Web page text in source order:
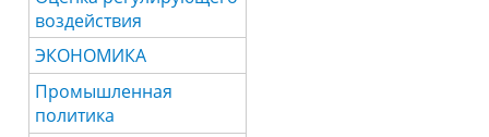
воздействия
ЭКОНОМИКА
Промышленная
политика